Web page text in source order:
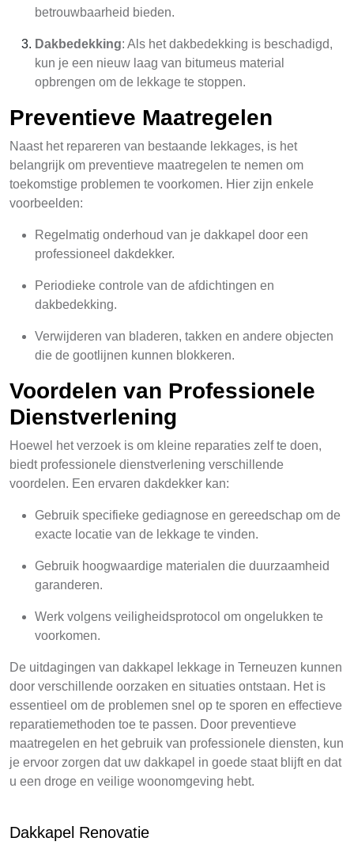
betrouwbaarheid bieden.
Dakbedekking: Als het dakbedekking is beschadigd,
kun je een nieuw laag van bitumeus material
opbrengen om de lekkage te stoppen.
Preventieve Maatregelen
Naast het repareren van bestaande lekkages, is het
belangrijk om preventieve maatregelen te nemen om
toekomstige problemen te voorkomen. Hier zijn enkele
voorbeelden:
Regelmatig onderhoud van je dakkapel door een
professioneel dakdekker.
Periodieke controle van de afdichtingen en
dakbedekking.
Verwijderen van bladeren, takken en andere objecten
die de gootlijnen kunnen blokkeren.
Voordelen van Professionele
Dienstverlening
Hoewel het verzoek is om kleine reparaties zelf te doen,
biedt professionele dienstverlening verschillende
voordelen. Een ervaren dakdekker kan:
Gebruik specifieke gediagnose en gereedschap om de
exacte locatie van de lekkage te vinden.
Gebruik hoogwaardige materialen die duurzaamheid
garanderen.
Werk volgens veiligheidsprotocol om ongelukken te
voorkomen.
De uitdagingen van dakkapel lekkage in Terneuzen kunnen
door verschillende oorzaken en situaties ontstaan. Het is
essentieel om de problemen snel op te sporen en effectieve
reparatiemethoden toe te passen. Door preventieve
maatregelen en het gebruik van professionele diensten, kun
je ervoor zorgen dat uw dakkapel in goede staat blijft en dat
u een droge en veilige woonomgeving hebt.
Dakkapel Renovatie